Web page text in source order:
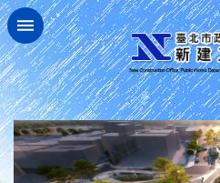
跳到主要內容區塊